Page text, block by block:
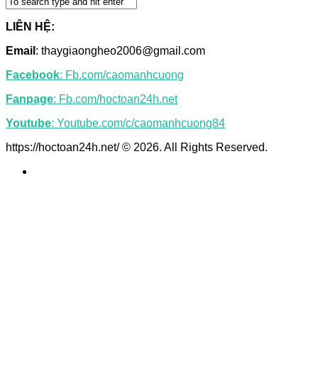
LIÊN HỆ:
Email : thaygiaongheo2006@gmail.com
Facebook: Fb.com/caomanhcuong
Fanpage: Fb.com/hoctoan24h.net
Youtube: Youtube.com/c/caomanhcuong84
https://hoctoan24h.net/ © 2026. All Rights Reserved.